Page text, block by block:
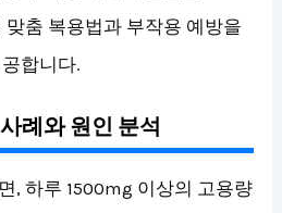
춤 복용법과 부작용 예방을
합니다.
례와 원인 분석
, 하루 1500mg 이상의 고용량